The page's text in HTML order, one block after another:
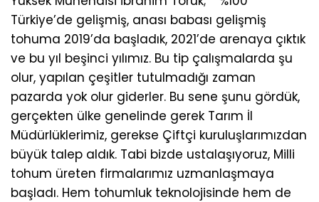
Türkiye’de gelişmiş, anası babası gelişmiş
tohuma 2019’da başladık, 2021’de arenaya çıktık
ve bu yıl beşinci yılımız. Bu tip çalışmalarda şu
olur, yapılan çeşitler tutulmadığı zaman
pazarda yok olur giderler. Bu sene şunu gördük,
gerçekten ülke genelinde gerek Tarım İl
Müdürlüklerimiz, gerekse Çiftçi kuruluşlarımızdan
büyük talep aldık. Tabi bizde ustalaşıyoruz, Milli
tohum üreten firmalarımız uzmanlaşmaya
başladı. Hem tohumluk teknolojisinde hem de